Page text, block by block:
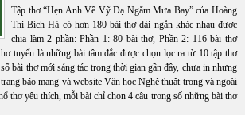
Tập thơ “Hẹn Anh Về Vỹ Dạ Ngắm Mưa Bay” của Hoàng
Thị Bích Hà có hơn 180 bài thơ dài ngắn khác nhau được
chia làm 2 phần: Phần 1: 80 bài thơ, Phần 2: 116 bài thơ
tuyển là những bài tâm đắc được chọn lọc ra từ 10 tập thơ
bài thơ mới sáng tác trong thời gian gần đây, chưa in nhưng
báo mạng và website Văn học Nghệ thuật trong và ngoài
thơ yêu thích, mỗi bài chỉ chon 4 câu trong số những bài thơ